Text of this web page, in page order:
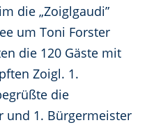
die „Zoiglgaudi”
um Toni Forster
die 120 Gäste mit
Zoigl. 1.
die
und 1. Bürgermeister